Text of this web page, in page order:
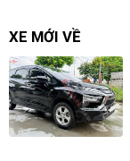
XE MỚI VỀ